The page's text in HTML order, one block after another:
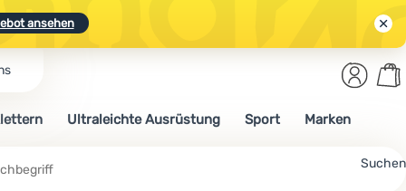
ansehen
ansehen
Suchen
Anmelden
Ultraleichte Ausrüstung Sport Marken